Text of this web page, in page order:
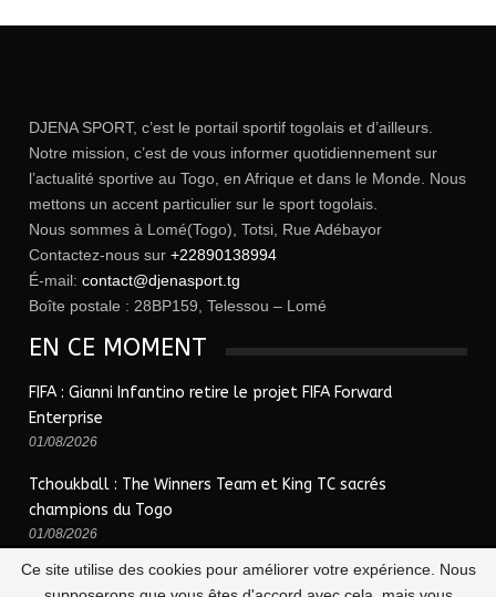
DJENA SPORT, c’est le portail sportif togolais et d’ailleurs.
Notre mission, c’est de vous informer quotidiennement sur
l’actualité sportive au Togo, en Afrique et dans le Monde. Nous
mettons un accent particulier sur le sport togolais.
Nous sommes à Lomé(Togo), Totsi, Rue Adébayor
Contactez-nous sur +22890138994
É-mail: contact@djenasport.tg
Boîte postale : 28BP159, Telessou – Lomé
EN CE MOMENT
FIFA : Gianni Infantino retire le projet FIFA Forward
Enterprise
01/08/2026
Tchoukball : The Winners Team et King TC sacrés
champions du Togo
01/08/2026
Ce site utilise des cookies pour améliorer votre expérience. Nous